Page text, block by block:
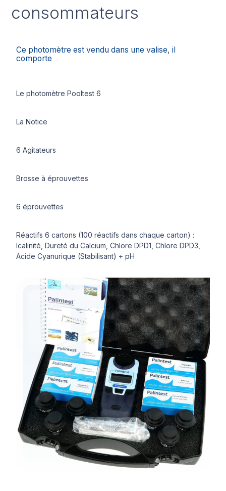
consommateurs
Ce photomètre est vendu dans une valise, il
comporte
Le photomètre Pooltest 6
La Notice
6 Agitateurs
Brosse à éprouvettes
6 éprouvettes
Réactifs 6 cartons (100 réactifs dans chaque carton) :
lcalinité, Dureté du Calcium, Chlore DPD1, Chlore DPD3,
Acide Cyanurique (Stabilisant) + pH